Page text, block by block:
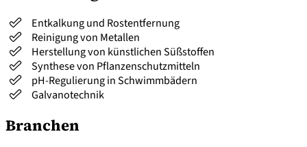
Entkalkung und Rostentfernung
Reinigung von Metallen
Herstellung von künstlichen Süßstoffen
Synthese von Pflanzenschutzmitteln
pH-Regulierung in Schwimmbädern
Galvanotechnik
Branchen